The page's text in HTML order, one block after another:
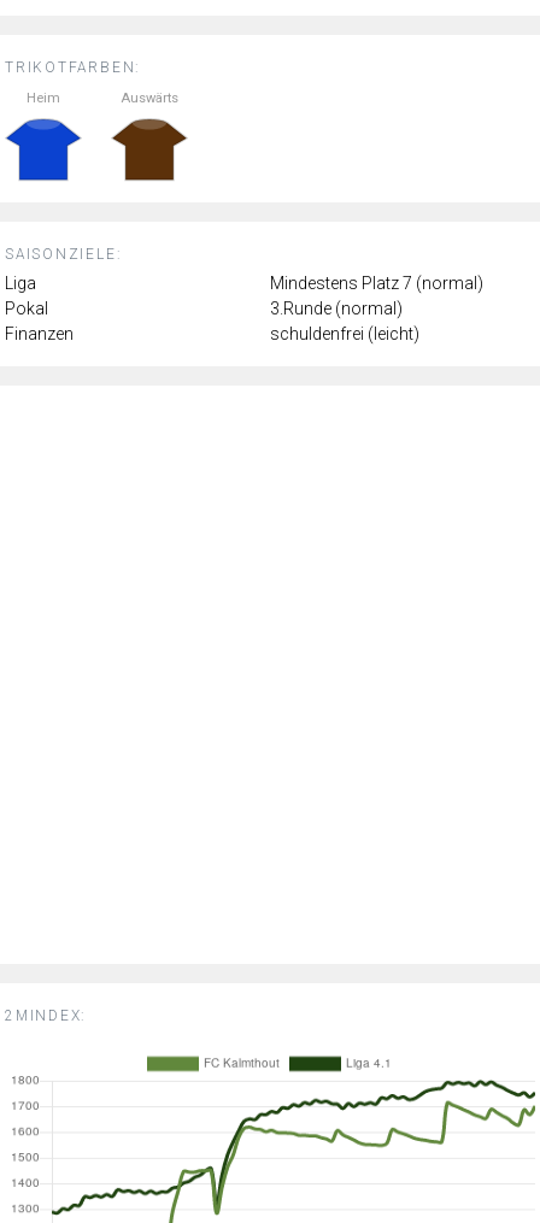
TRIKOTFARBEN:
Heim Auswärts
SAISONZIELE:
Liga
Mindestens Platz 7 (normal)
Pokal
3.Runde (normal)
Finanzen
schuldenfrei (leicht)
2MINDEX: